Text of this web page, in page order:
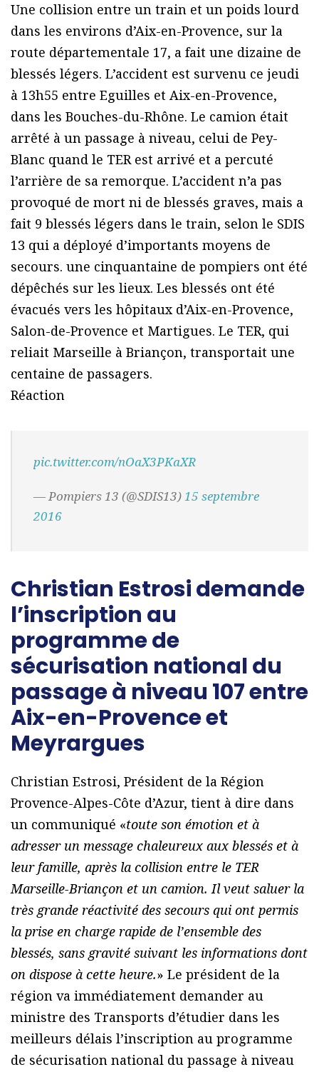
Une collision entre un train et un poids lourd
dans les environs d’Aix-en-Provence, sur la
route départementale 17, a fait une dizaine de
blessés légers. L’accident est survenu ce jeudi
à 13h55 entre Eguilles et Aix-en-Provence,
dans les Bouches-du-Rhône. Le camion était
arrêté à un passage à niveau, celui de Pey-
Blanc quand le TER est arrivé et a percuté
l’arrière de sa remorque. L’accident n’a pas
provoqué de mort ni de blessés graves, mais a
fait 9 blessés légers dans le train, selon le SDIS
13 qui a déployé d’importants moyens de
secours. une cinquantaine de pompiers ont été
dépêchés sur les lieux. Les blessés ont été
évacués vers les hôpitaux d’Aix-en-Provence,
Salon-de-Provence et Martigues. Le TER, qui
reliait Marseille à Briançon, transportait une
centaine de passagers.
Réaction
pic.twitter.com/nOaX3PKaXR
— Pompiers 13 (@SDIS13)15 septembre
2016
Christian Estrosi demande
l’inscription au
programme de
sécurisation national du
passage à niveau 107 entre
Aix-en-Provence et
Meyrargues
Christian Estrosi, Président de la Région
Provence-Alpes-Côte d’Azur, tient à dire dans
un communiqué «toute son émotion et à
adresser un message chaleureux aux blessés et à
leur famille, après la collision entre le TER
Marseille-Briançon et un camion. Il veut saluer la
très grande réactivité des secours qui ont permis
la prise en charge rapide de l’ensemble des
blessés, sans gravité suivant les informations dont
on dispose à cette heure.» Le président de la
région va immédiatement demander au
ministre des Transports d’étudier dans les
meilleurs délais l’inscription au programme
de sécurisation national du passage à niveau